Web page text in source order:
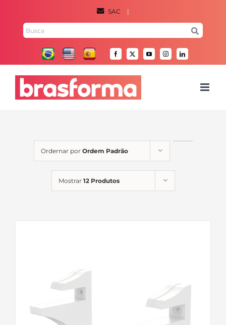
SAC |
Facebook
X YouTubeInstagramLinkedIn
Ordernar por Ordem Padrão
Mostrar 12 Produtos